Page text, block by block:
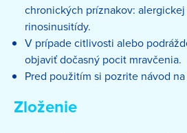
chronických príznakov:
rinosinusitídy.
V prípade citlivosti alebo
objaviť dočasný pocit mravčenia.
Pred použitím si pozrite návod
Zloženie